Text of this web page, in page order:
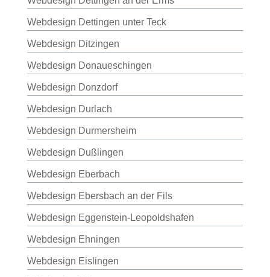
Webdesign Dettingen unter Teck
Webdesign Ditzingen
Webdesign Donaueschingen
Webdesign Donzdorf
Webdesign Durlach
Webdesign Durmersheim
Webdesign Dußlingen
Webdesign Eberbach
Webdesign Ebersbach an der Fils
Webdesign Eggenstein-Leopoldshafen
Webdesign Ehningen
Webdesign Eislingen